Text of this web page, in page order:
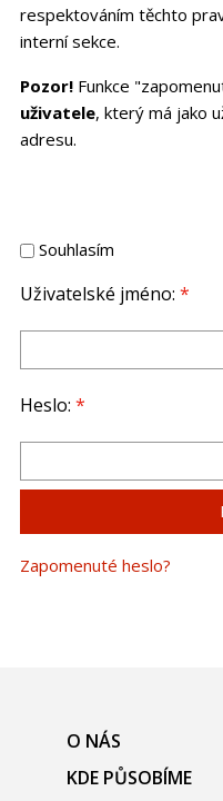
respektováním těchto
interní sekce.
Pozor!Funkce
uživatele, který má jako
adresu.
Souhlasím
Uživatelské jméno: *
Heslo: *
Zapomenuté heslo?
O NÁS
KDE PŮSOBÍME